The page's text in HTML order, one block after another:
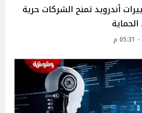
أندرويد تمنح الشركات حرية